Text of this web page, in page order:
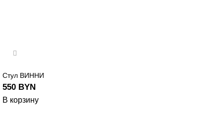
Стул ВИННИ
550 BYN
В корзину